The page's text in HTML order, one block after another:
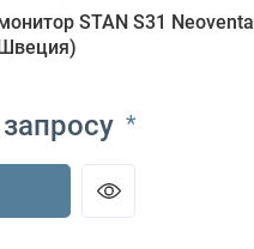
STAN S31 Neoventa
*